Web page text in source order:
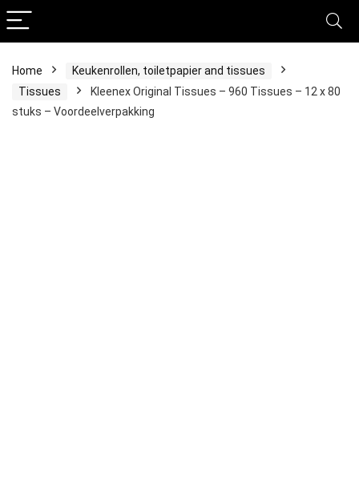
Home
Keukenrollen, toiletpapier and tissues
Tissues
Kleenex Original Tissues – 960 Tissues – 12 x 80
stuks – Voordeelverpakking